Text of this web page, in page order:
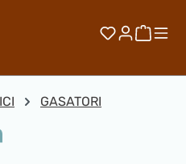
Hai 0Il
GASATORI